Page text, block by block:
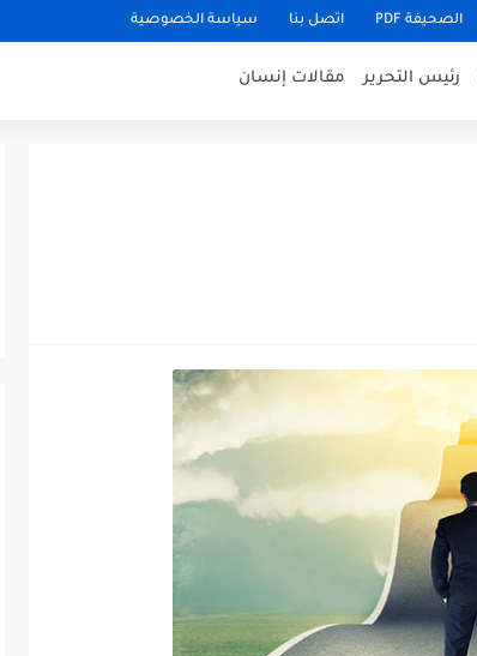
الصحيفة PDF اتصل بنا سياسة الخصوصية
رئيس التحرير مقالات إنسان